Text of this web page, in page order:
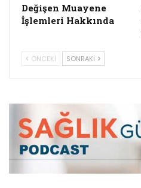
Değişen Muayene
İşlemleri Hakkında
ÖNCEKI SONRAKI